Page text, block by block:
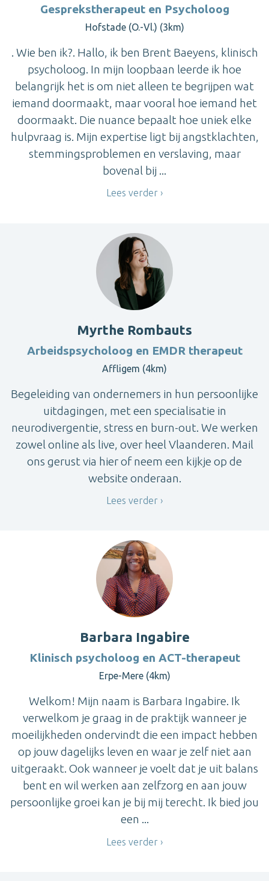
Gesprekstherapeut en Psycholoog
Hofstade (O.-Vl.) (3km)
. Wie ben ik?. Hallo, ik ben Brent Baeyens, klinisch
psycholoog. In mijn loopbaan leerde ik hoe
belangrijk het is om niet alleen te begrijpen wat
iemand doormaakt, maar vooral hoe iemand het
doormaakt. Die nuance bepaalt hoe uniek elke
hulpvraag is. Mijn expertise ligt bij angstklachten,
stemmingsproblemen en verslaving, maar
bovenal bij ...
Lees verder
Myrthe Rombauts
Arbeidspsycholoog en EMDR therapeut
Affligem (4km)
Begeleiding van ondernemers in hun persoonlijke
uitdagingen, met een specialisatie in
neurodivergentie, stress en burn-out. We werken
zowel online als live, over heel Vlaanderen. Mail
ons gerust via hier of neem een kijkje op de
website onderaan.
Lees verder
Barbara Ingabire
Klinisch psycholoog en ACT-therapeut
Erpe-Mere (4km)
Welkom! Mijn naam is Barbara Ingabire. Ik
verwelkom je graag in de praktijk wanneer je
moeilijkheden ondervindt die een impact hebben
op jouw dagelijks leven en waar je zelf niet aan
uitgeraakt. Ook wanneer je voelt dat je uit balans
bent en wil werken aan zelfzorg en aan jouw
persoonlijke groei kan je bij mij terecht. Ik bied jou
een ...
Lees verder